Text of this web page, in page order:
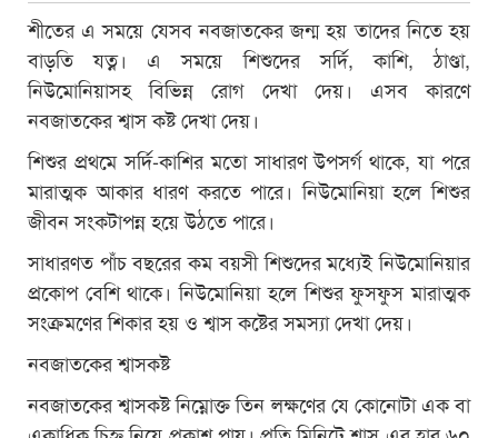
শীতের এ সময়ে যেসব নবজাতকের জন্ম হয় তাদের নিতে হয়
বাড়তি যত্ন। এ সময়ে শিশুদের সর্দি, কাশি, ঠাণ্ডা,
নিউমোনিয়াসহ বিভিন্ন রোগ দেখা দেয়। এসব কারণে
নবজাতকের শ্বাস কষ্ট দেখা দেয়।
শিশুর প্রথমে সর্দি-কাশির মতো সাধারণ উপসর্গ থাকে, যা পরে
মারাত্মক আকার ধারণ করতে পারে। নিউমোনিয়া হলে শিশুর
জীবন সংকটাপন্ন হয়ে উঠতে পারে।
সাধারণত পাঁচ বছরের কম বয়সী শিশুদের মধ্যেই নিউমোনিয়ার
প্রকোপ বেশি থাকে। নিউমোনিয়া হলে শিশুর ফুসফুস মারাত্মক
সংক্রমণের শিকার হয় ও শ্বাস কষ্টের সমস্যা দেখা দেয়।
নবজাতকের শ্বাসকষ্ট
নবজাতকের শ্বাসকষ্ট নিম্নোক্ত তিন লক্ষণের যে কোনোটা এক বা